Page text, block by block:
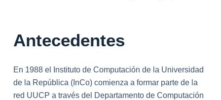
Antecedentes
En 1988 el Instituto de Computación de la Universidad
de la República (InCo) comienza a formar parte de la
red UUCP a través del Departamento de Computación